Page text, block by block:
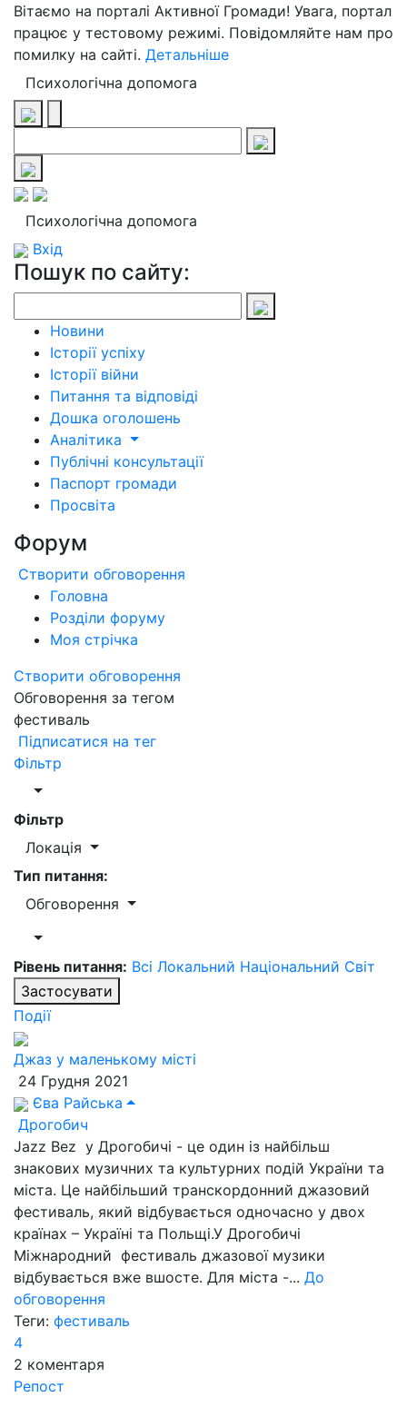
Вітаємо на порталі Активної Громади! Увага, портал
працює у тестовому режимі. Повідомляйте нам про
помилку на сайті. Детальніше
Психологічна допомога
Психологічна допомога
Вхід
Пошук по сайту:
Новини
Історії успіху
Історії війни
Питання та відповіді
Дошка оголошень
Аналітика
Публічні консультації
Паспорт громади
Просвіта
Форум
Створити обговорення
Головна
Розділи форуму
Моя стрічка
Створити обговорення
Обговорення за тегом
фестиваль
Підписатися на тег
Фільтр
Фільтр
Локація
Тип питання:
Обговорення
Рівень питання: Всі Локальний Національний Світ
Застосувати
Події
Джаз у маленькому місті
24 Грудня 2021
Єва Райська
Дрогобич
Jazz Bez у Дрогобичі - це один із найбільш
знакових музичних та культурних подій України та
міста. Це найбільший транскордонний джазовий
фестиваль, який відбувається одночасно у двох
країнах – Україні та Польщі.У Дрогобичі
Міжнародний фестиваль джазової музики
відбувається вже вшосте. Для міста -... До
обговорення
Теги: фестиваль
4
2 коментаря
Репост